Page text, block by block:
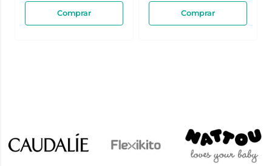
Comprar Comprar